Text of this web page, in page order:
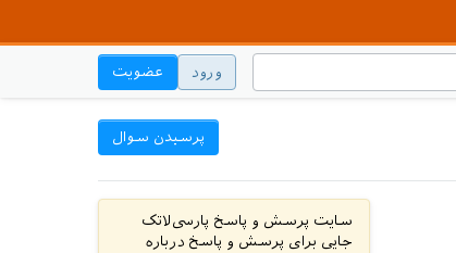
ورود عضویت
پرسیدن سوال
سایت پرسش و پاسخ پارسی‌لاتک
جایی برای پرسش و پاسخ درباره